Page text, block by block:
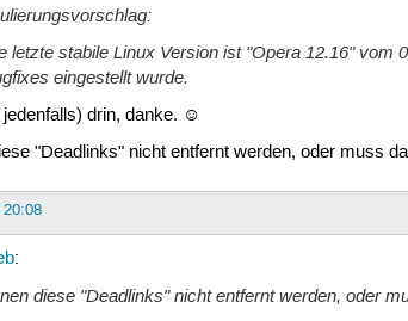
letzte stabile Linux Version ist "Opera 12.16" vom
eingestellt wurde.
drin, danke. ☺
"Deadlinks" nicht entfernt werden, oder muss
:
diese "Deadlinks" nicht entfernt werden, oder